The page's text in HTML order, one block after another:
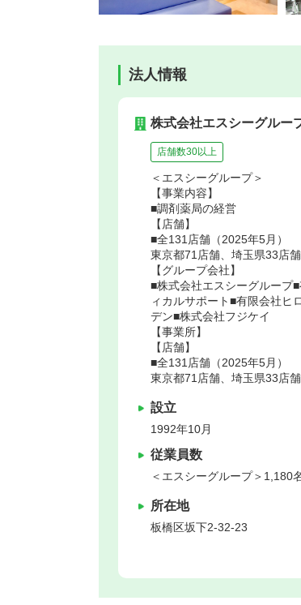
法人情報
株式会社エスシーグルー
店舗数30以上
＜エスシーグループ＞
【事業内容】
■調剤薬局の経営
【店舗】
■全131店舗（2025年5月）
東京都71店舗、埼玉県33店
【グループ会社】
■株式会社エスシーグループ
ィカルサポート■有限会社ヒ
デン■株式会社フジケイ
【事業所】
【店舗】
■全131店舗（2025年5月）
東京都71店舗、埼玉県33店
設立
1992年10月
従業員数
＜エスシーグループ＞
所在地
板橋区坂下2-32-23